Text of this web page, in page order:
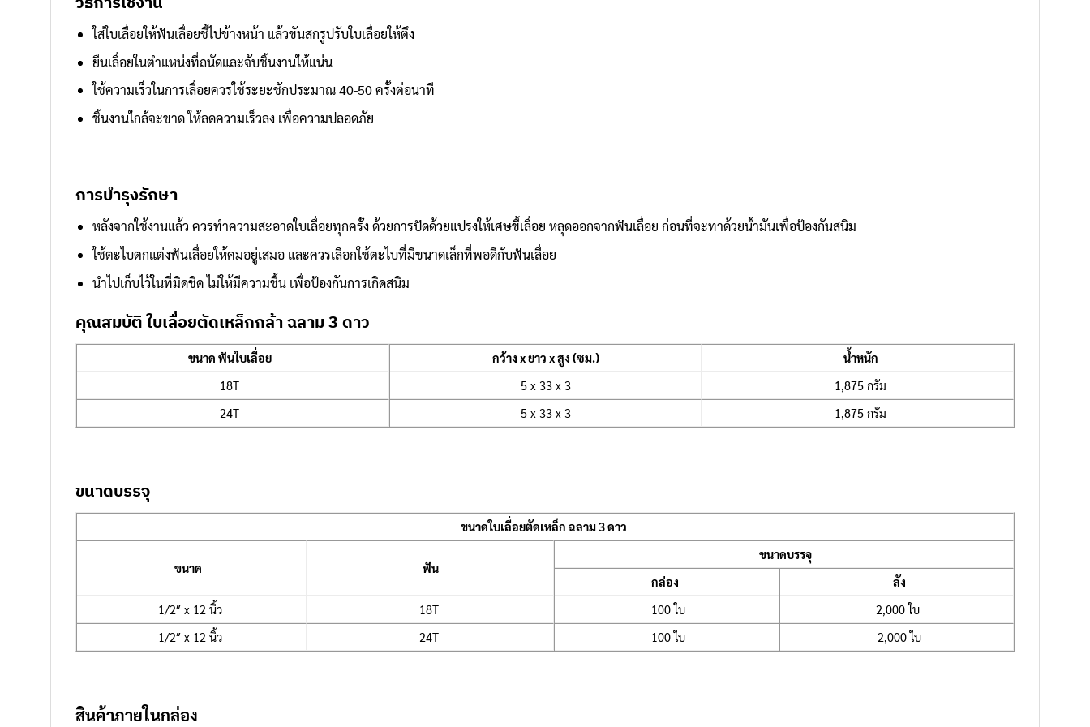
ใส่ใบเลื่อยให้ฟันเลื่อยชี้ไปข้างหน้า แล้วขันสกรูปรับใบเลื่อยให้ตึง
ยืนเลื่อยในตำแหน่งที่ถนัดและจับชิ้นงานให้แน่น
ใช้ความเร็วในการเลื่อยควรใช้ระยะชักประมาณ 40-50 ครั้งต่อนาที
ชิ้นงานใกล้จะขาด ให้ลดความเร็วลง เพื่อความปลอดภัย
การบำรุงรักษา
หลังจากใช้งานแล้ว ควรทำความสะอาดใบเลื่อยทุกครั้ง ด้วยการปัดด้วยแปรงให้เศษขี้เลื่อย หลุดออกจากฟันเลื่อย ก่อนที่จะทาด้วยน้ำมันเพื่อป้องกันสนิม
ใช้ตะไบตกแต่งฟันเลื่อยให้คมอยู่เสมอ และควรเลือกใช้ตะไบที่มีขนาดเล็กที่พอดีกับฟันเลื่อย
นำไปเก็บไว้ในที่มิดชิด ไม่ให้มีความชื้น เพื่อป้องกันการเกิดสนิม
คุณสมบัติ ใบเลื่อยตัดเหล็กกล้า ฉลาม 3 ดาว
ขนาด ฟันใบเลื่อย กว้าง x ยาว x สูง (ซม.)
น้ำหนัก
18T
5 x 33 x 3
1,875 กรัม
24T
5 x 33 x 3 1,875 กรัม
ขนาดบรรจุ
ขนาดใบเลื่อยตัดเหล็ก ฉลาม 3 ดาว
ขนาด ฟัน
ขนาดบรรจุ
กล่อง
ลัง
1/2″ x 12 นิ้ว
18T 100 ใบ
2,000 ใบ
1/2″ x 12 นิ้ว
24T 100 ใบ 2,000 ใบ
สินค้าภายในกล่อง